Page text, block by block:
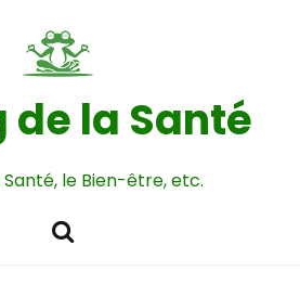
de la Santé
le Bien-être, etc.